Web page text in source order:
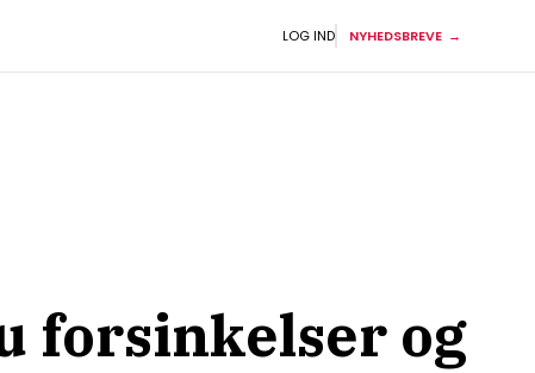
LOG IND NYHEDSBREVE
forsinkelser og